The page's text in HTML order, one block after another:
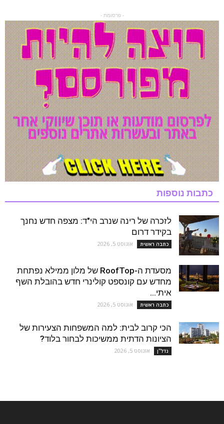
- פרסומת -
כתבות נוספות
לזכרה של רינה שנרב הי"ד: מצפה חדש נחנך
בקידר דרום
כתבה ראשית אוגוסט 5, 2026
מסעדת ה-RoofTop של מלון ממילא נפתחת
מחדש עם קונספט קולינרי חדש בהובלת השף
איתי...
כתבה ראשית אוגוסט 5, 2026
הכי קרוב לבית: למה המשפחות הצעירות של
הציונות הדתית ממשיכות לבחור בלוד?
נדל''ן אוגוסט 5, 2026